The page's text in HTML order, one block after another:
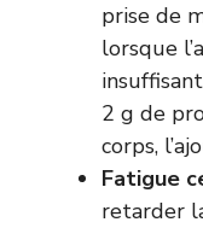
prise de
lorsque
2 g de
corps,
Fatigue
retarder